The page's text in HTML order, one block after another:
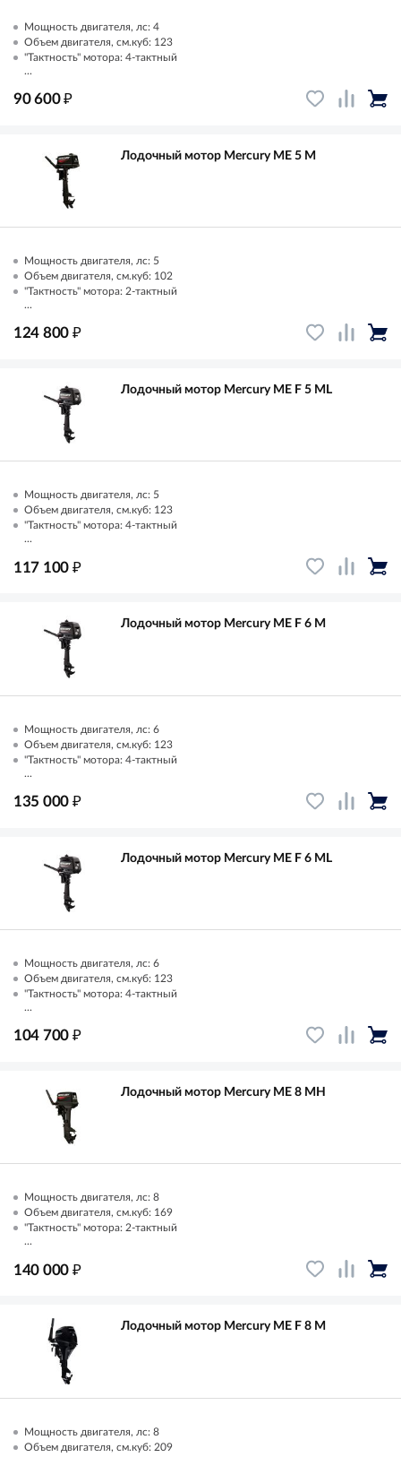
Мощность двигателя, лс: 4
Объем двигателя, см.куб: 123
"Тактность" мотора: 4-тактный
...
90 600₽
Лодочный мотор Mercury ME 5 M
Мощность двигателя, лс: 5
Объем двигателя, см.куб: 102
"Тактность" мотора: 2-тактный
...
124 800 ₽
Лодочный мотор Mercury ME F 5 ML
Мощность двигателя, лс: 5
Объем двигателя, см.куб: 123
"Тактность" мотора: 4-тактный
...
117 100 ₽
Лодочный мотор Mercury ME F 6 M
Мощность двигателя, лс: 6
Объем двигателя, см.куб: 123
"Тактность" мотора: 4-тактный
...
135 000 ₽
Лодочный мотор Mercury ME F 6 ML
Мощность двигателя, лс: 6
Объем двигателя, см.куб: 123
"Тактность" мотора: 4-тактный
...
104 700 ₽
Лодочный мотор Mercury ME 8 MH
Мощность двигателя, лс: 8
Объем двигателя, см.куб: 169
"Тактность" мотора: 2-тактный
...
140 000 ₽
Лодочный мотор Mercury ME F 8 M
Мощность двигателя, лс: 8
Объем двигателя, см.куб: 209